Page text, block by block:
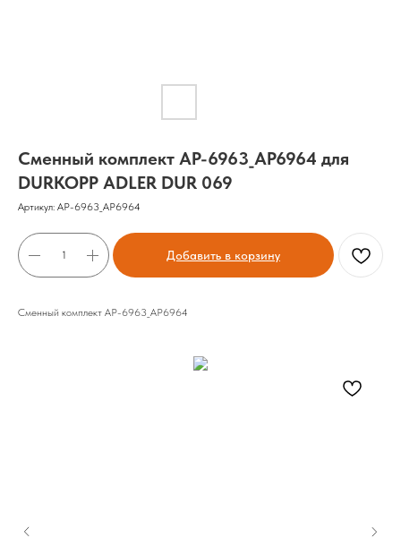
Сменный комплект AP-6963_AP6964 для
DURKOPP ADLER DUR 069
Артикул: AP-6963_AP6964
Добавить в корзину
Сменный комплект AP-6963_AP6964